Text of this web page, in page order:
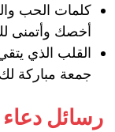
كلمات الحب
أخصك وأتمنى
القلب الذي
جمعة مباركة
رسائل